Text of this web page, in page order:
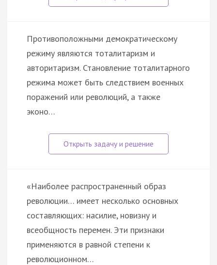
Противоположными демократическому
режиму являются тоталитаризм и
авторитаризм. Становление тоталитарного
режима может быть следствием военных
поражений или революций, а также
эконо…
«Наиболее распространенный образ
революции… имеет несколько основных
составляющих: насилие, новизну и
всеобщность перемен. Эти признаки
применяются в равной степени к
революционном…